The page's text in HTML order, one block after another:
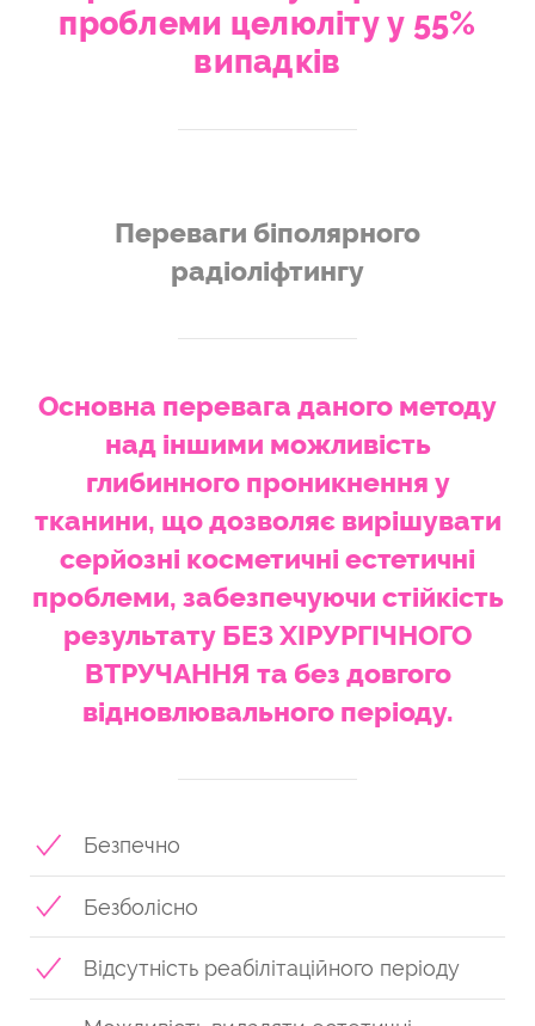
проблеми целюліту у 55%
випадків
Переваги біполярного
радіоліфтингу
Основна перевага даного методу
над іншими можливість
глибинного проникнення у
тканини, що дозволяє вирішувати
серйозні косметичні естетичні
проблеми, забезпечуючи стійкість
результату БЕЗ ХІРУРГІЧНОГО
ВТРУЧАННЯ та без довгого
відновлювального періоду.
Безпечно
Безболісно
Відсутність реабілітаційного періоду